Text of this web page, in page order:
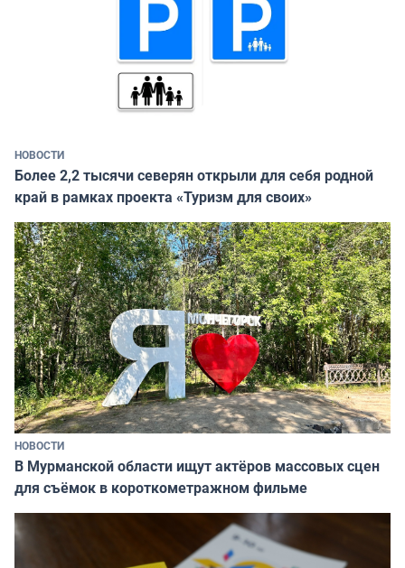
НОВОСТИ
Более 2,2 тысячи северян открыли для себя родной
край в рамках проекта «Туризм для своих»
НОВОСТИ
В Мурманской области ищут актёров массовых сцен
для съёмок в короткометражном фильме